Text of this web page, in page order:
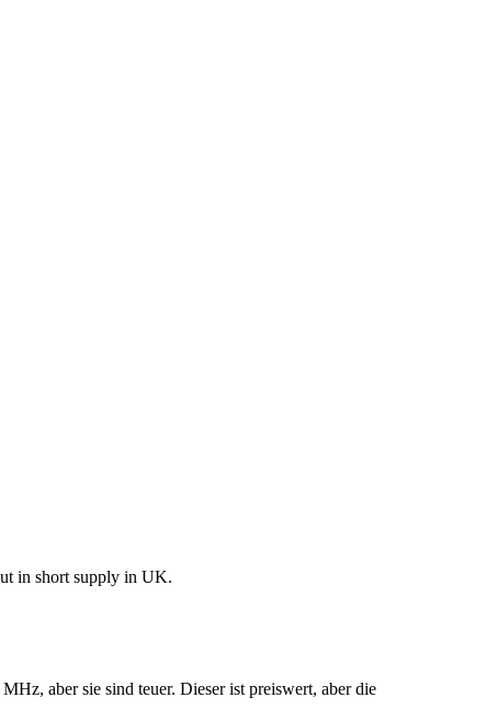
in short supply in UK.
aber sie sind teuer. Dieser ist preiswert, aber die